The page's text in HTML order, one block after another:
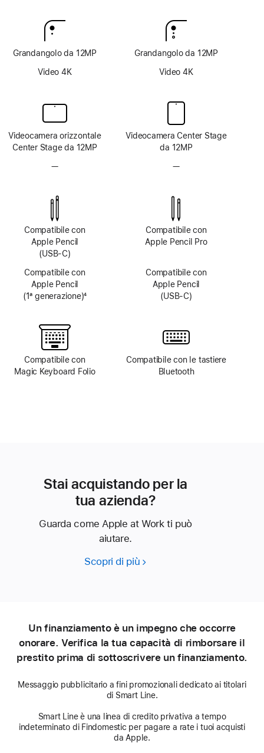
Grandangolo da 12MP
Video 4K
Videocamera orizzontale
Center Stage da 12MP
—Fotocamera
disponibile
Compatibile con
Apple Pencil
(USB‑C)
Compatibile con
Apple Pencil
(1ª generazione)4
Compatibile con
Magic Keyboard Folio
Grandangolo da 12MP
Video 4K
Videocamera Center Stage
da 12MP
—Fotocamera
disponibile
Compatibile con
Apple Pencil Pro
Compatibile con
Apple Pencil
(USB‑C)
Compatibile con le tastiere
Bluetooth
Stai acquistando per la
tua azienda?
Guarda come Apple at Work ti può
aiutare.
Scopri di più Stai
azienda?
Un finanziamento è un impegno che occorre
onorare. Verifica la tua capacità di rimborsare il
prestito prima di sottoscrivere un finanziamento.
Messaggio pubblicitario a fini promozionali dedicato ai titolari
di Smart Line.
Smart Line è una linea di credito privativa a tempo
indeterminato di Findomestic per pagare a rate i tuoi acquisti
da Apple.